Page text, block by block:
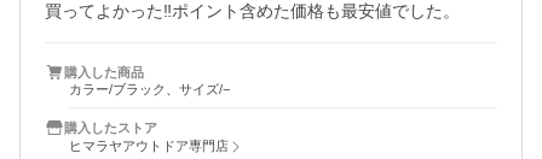
買ってよかった‼️ポイント含めた価格も最安値でした。
購入した商品
カラー/ブラック、サイズ/−
購入したストア
ヒマラヤアウトドア専門店